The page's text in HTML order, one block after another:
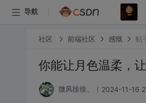
导航
社区 前端社区 感慨 帖
你能让月色温柔，
微风徐徐、 2024-11-16